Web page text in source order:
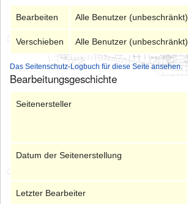
Bearbeiten Alle Benutzer (unbeschränkt)
Verschieben Alle Benutzer (unbeschränkt)
Das Seitenschutz-Logbuch für diese Seite ansehen.
Bearbeitungsgeschichte
Seitenersteller
Datum der Seitenerstellung
Letzter Bearbeiter